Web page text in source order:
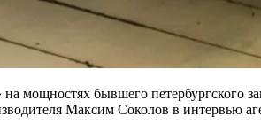
мощностях бывшего петербургского
Максим Соколов в интервью